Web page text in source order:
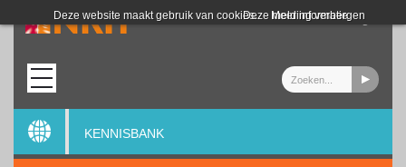
Deze website maakt gebruik van cookies. Meer informatie
Deze melding verbergen
Login
KENNISBANK